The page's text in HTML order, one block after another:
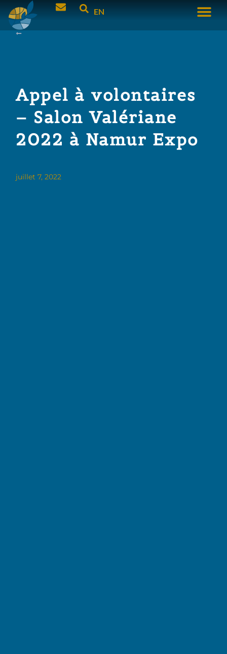
EN
Appel à volontaires
– Salon Valériane
2022 à Namur Expo
juillet 7, 2022